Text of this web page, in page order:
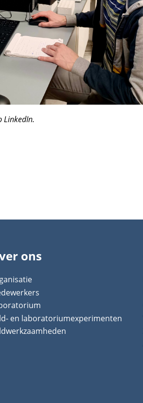
LinkedIn.
ons
en laboratoriumexperimenten